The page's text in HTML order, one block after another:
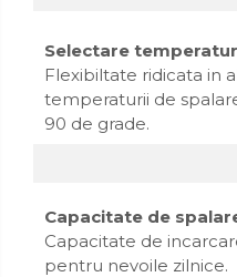
Selectare
Flexibiltate ridicata in
temperaturii de
90 de grade.
Capacitate de
Capacitate de
pentru nevoile zilnice.